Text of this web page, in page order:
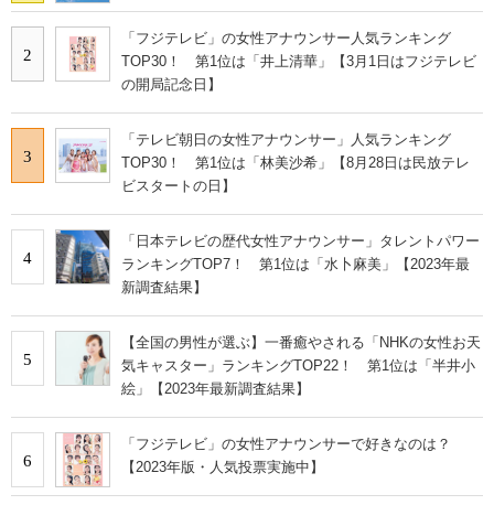
2
「フジテレビ」の女性アナウンサー人気ランキング
TOP30！ 第1位は「井上清華」【3月1日はフジテレビ
の開局記念日】
3
「テレビ朝日の女性アナウンサー」人気ランキング
TOP30！ 第1位は「林美沙希」【8月28日は民放テレ
ビスタートの日】
4
「日本テレビの歴代女性アナウンサー」タレントパワー
ランキングTOP7！ 第1位は「水卜麻美」【2023年最
新調査結果】
5
【全国の男性が選ぶ】一番癒やされる「NHKの女性お天
気キャスター」ランキングTOP22！ 第1位は「半井小
絵」【2023年最新調査結果】
6
「フジテレビ」の女性アナウンサーで好きなのは？
【2023年版・人気投票実施中】